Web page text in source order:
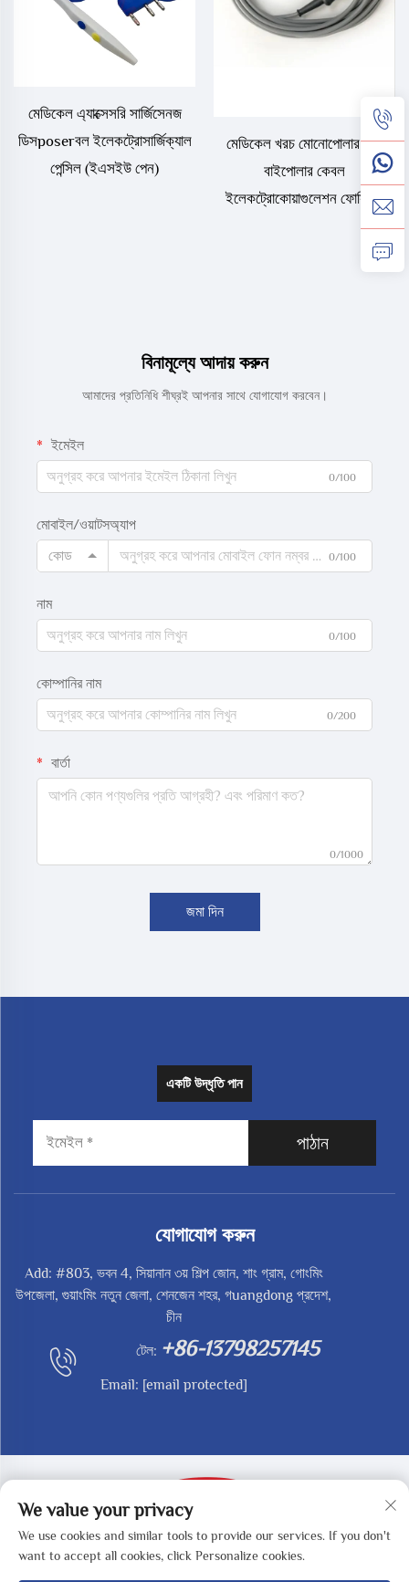
মেডিকেল এ্যাক্সেসরি সার্জিসেনজ
ডিসposerবল ইলেকট্রোসার্জিক্যাল
পেন্সিল (ইএসইউ পেন)
মেডিকেল খরচ মোনোপোলার এবং
বাইপোলার কেবল
ইলেকট্রোকোয়াগুলেশন ফোর্সিপস
বিনামূল্যে আদায় করুন
আমাদের প্রতিনিধি শীঘ্রই আপনার সাথে যোগাযোগ করবেন।
ইমেইল
0/100
মোবাইল/ওয়াটসঅ্যাপ
কোড
0/100
নাম
0/100
কোম্পানির নাম
0/200
বার্তা
0/1000
জমা দিন
একটি উদ্ধৃতি পান
পাঠান
যোগাযোগ করুন
Add: #803, ভবন 4, সিয়ানান ৩য় শিল্প জোন, শাং গ্রাম, গোংমিং
উপজেলা, গুয়াংমিং নতুন জেলা, শেনজেন শহর, গuangdong প্রদেশ,
চীন
টেল: +86-13798257145
Email: [email protected]
কপিরাইট © 2025 শেনজেন রেডি-মেড টেকনোলজি কো., লিমিটেড -
গোপনীয়তা নীতি
We value your privacy
We use cookies and similar tools to provide our services. If you don't
want to accept all cookies, click Personalize cookies.